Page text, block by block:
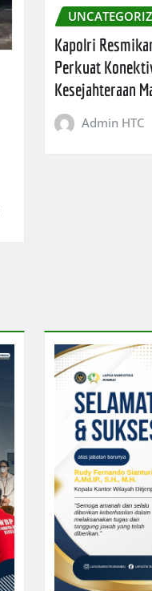
Kapolri
Perkuat
Kesejahteraan
Admin HTC